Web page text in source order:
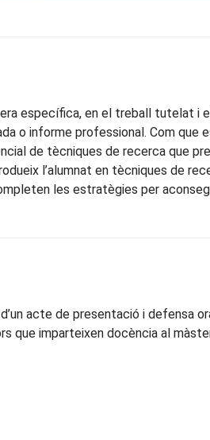
específica, en el treball tutelat i
o informe professional. Com que
de tècniques de recerca que
l’alumnat en tècniques de
les estratègies per
acte de presentació i defensa
que imparteixen docència al